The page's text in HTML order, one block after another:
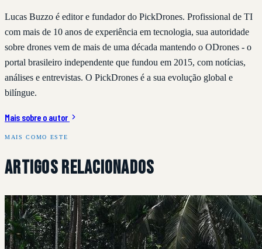
Lucas Buzzo é editor e fundador do PickDrones. Profissional de TI
com mais de 10 anos de experiência em tecnologia, sua autoridade
sobre drones vem de mais de uma década mantendo o ODrones - o
portal brasileiro independente que fundou em 2015, com notícias,
análises e entrevistas. O PickDrones é a sua evolução global e
bilíngue.
Mais sobre o autor
MAIS COMO ESTE
Artigos Relacionados